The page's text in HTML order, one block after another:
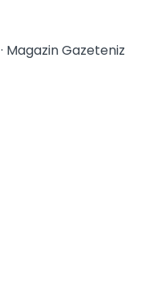
· Magazin Gazeteniz